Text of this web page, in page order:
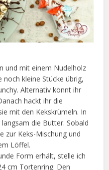
und mit einem Nudelholz
noch kleine Stücke übrig,
Alternativ könnt ihr
hackt ihr die
mit den Kekskrümeln. In
die Butter. Sobald
zur Keks-Mischung und
Löffel.
Form erhält, stelle ich
cm Tortenring. Den